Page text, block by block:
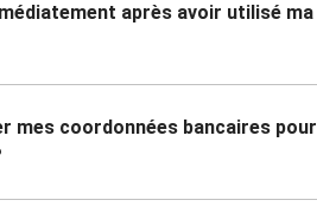
après avoir utilisé ma
mes coordonnées bancaires pour